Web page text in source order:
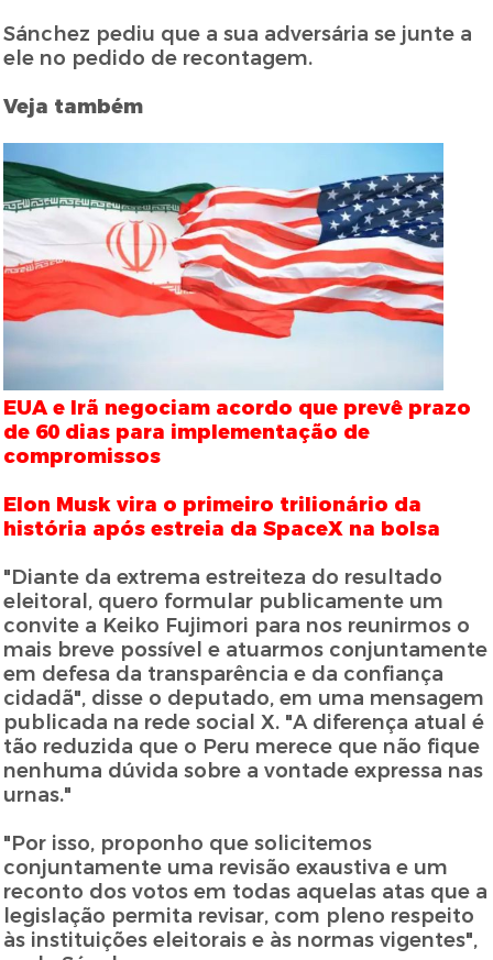
Sánchez pediu que a sua adversária se junte a
ele no pedido de recontagem.
Veja também
EUA e Irã negociam acordo que prevê prazo
de 60 dias para implementação de
compromissos
Elon Musk vira o primeiro trilionário da
história após estreia da SpaceX na bolsa
"Diante da extrema estreiteza do resultado
eleitoral, quero formular publicamente um
convite a Keiko Fujimori para nos reunirmos o
mais breve possível e atuarmos conjuntamente
em defesa da transparência e da confiança
cidadã", disse o deputado, em uma mensagem
publicada na rede social X. "A diferença atual é
tão reduzida que o Peru merece que não fique
nenhuma dúvida sobre a vontade expressa nas
urnas."
"Por isso, proponho que solicitemos
conjuntamente uma revisão exaustiva e um
reconto dos votos em todas aquelas atas que a
legislação permita revisar, com pleno respeito
às instituições eleitorais e às normas vigentes",